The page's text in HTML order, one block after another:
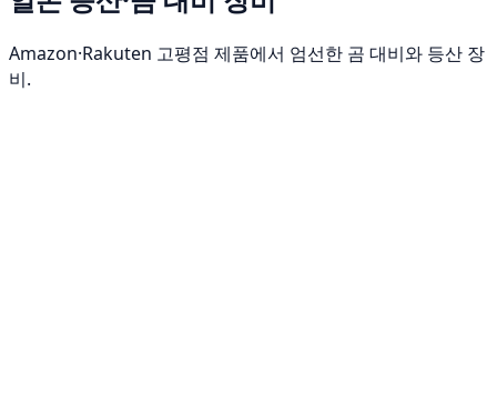
Amazon·Rakuten 고평점 제품에서 엄선한 곰 대비와 등산 장
비.